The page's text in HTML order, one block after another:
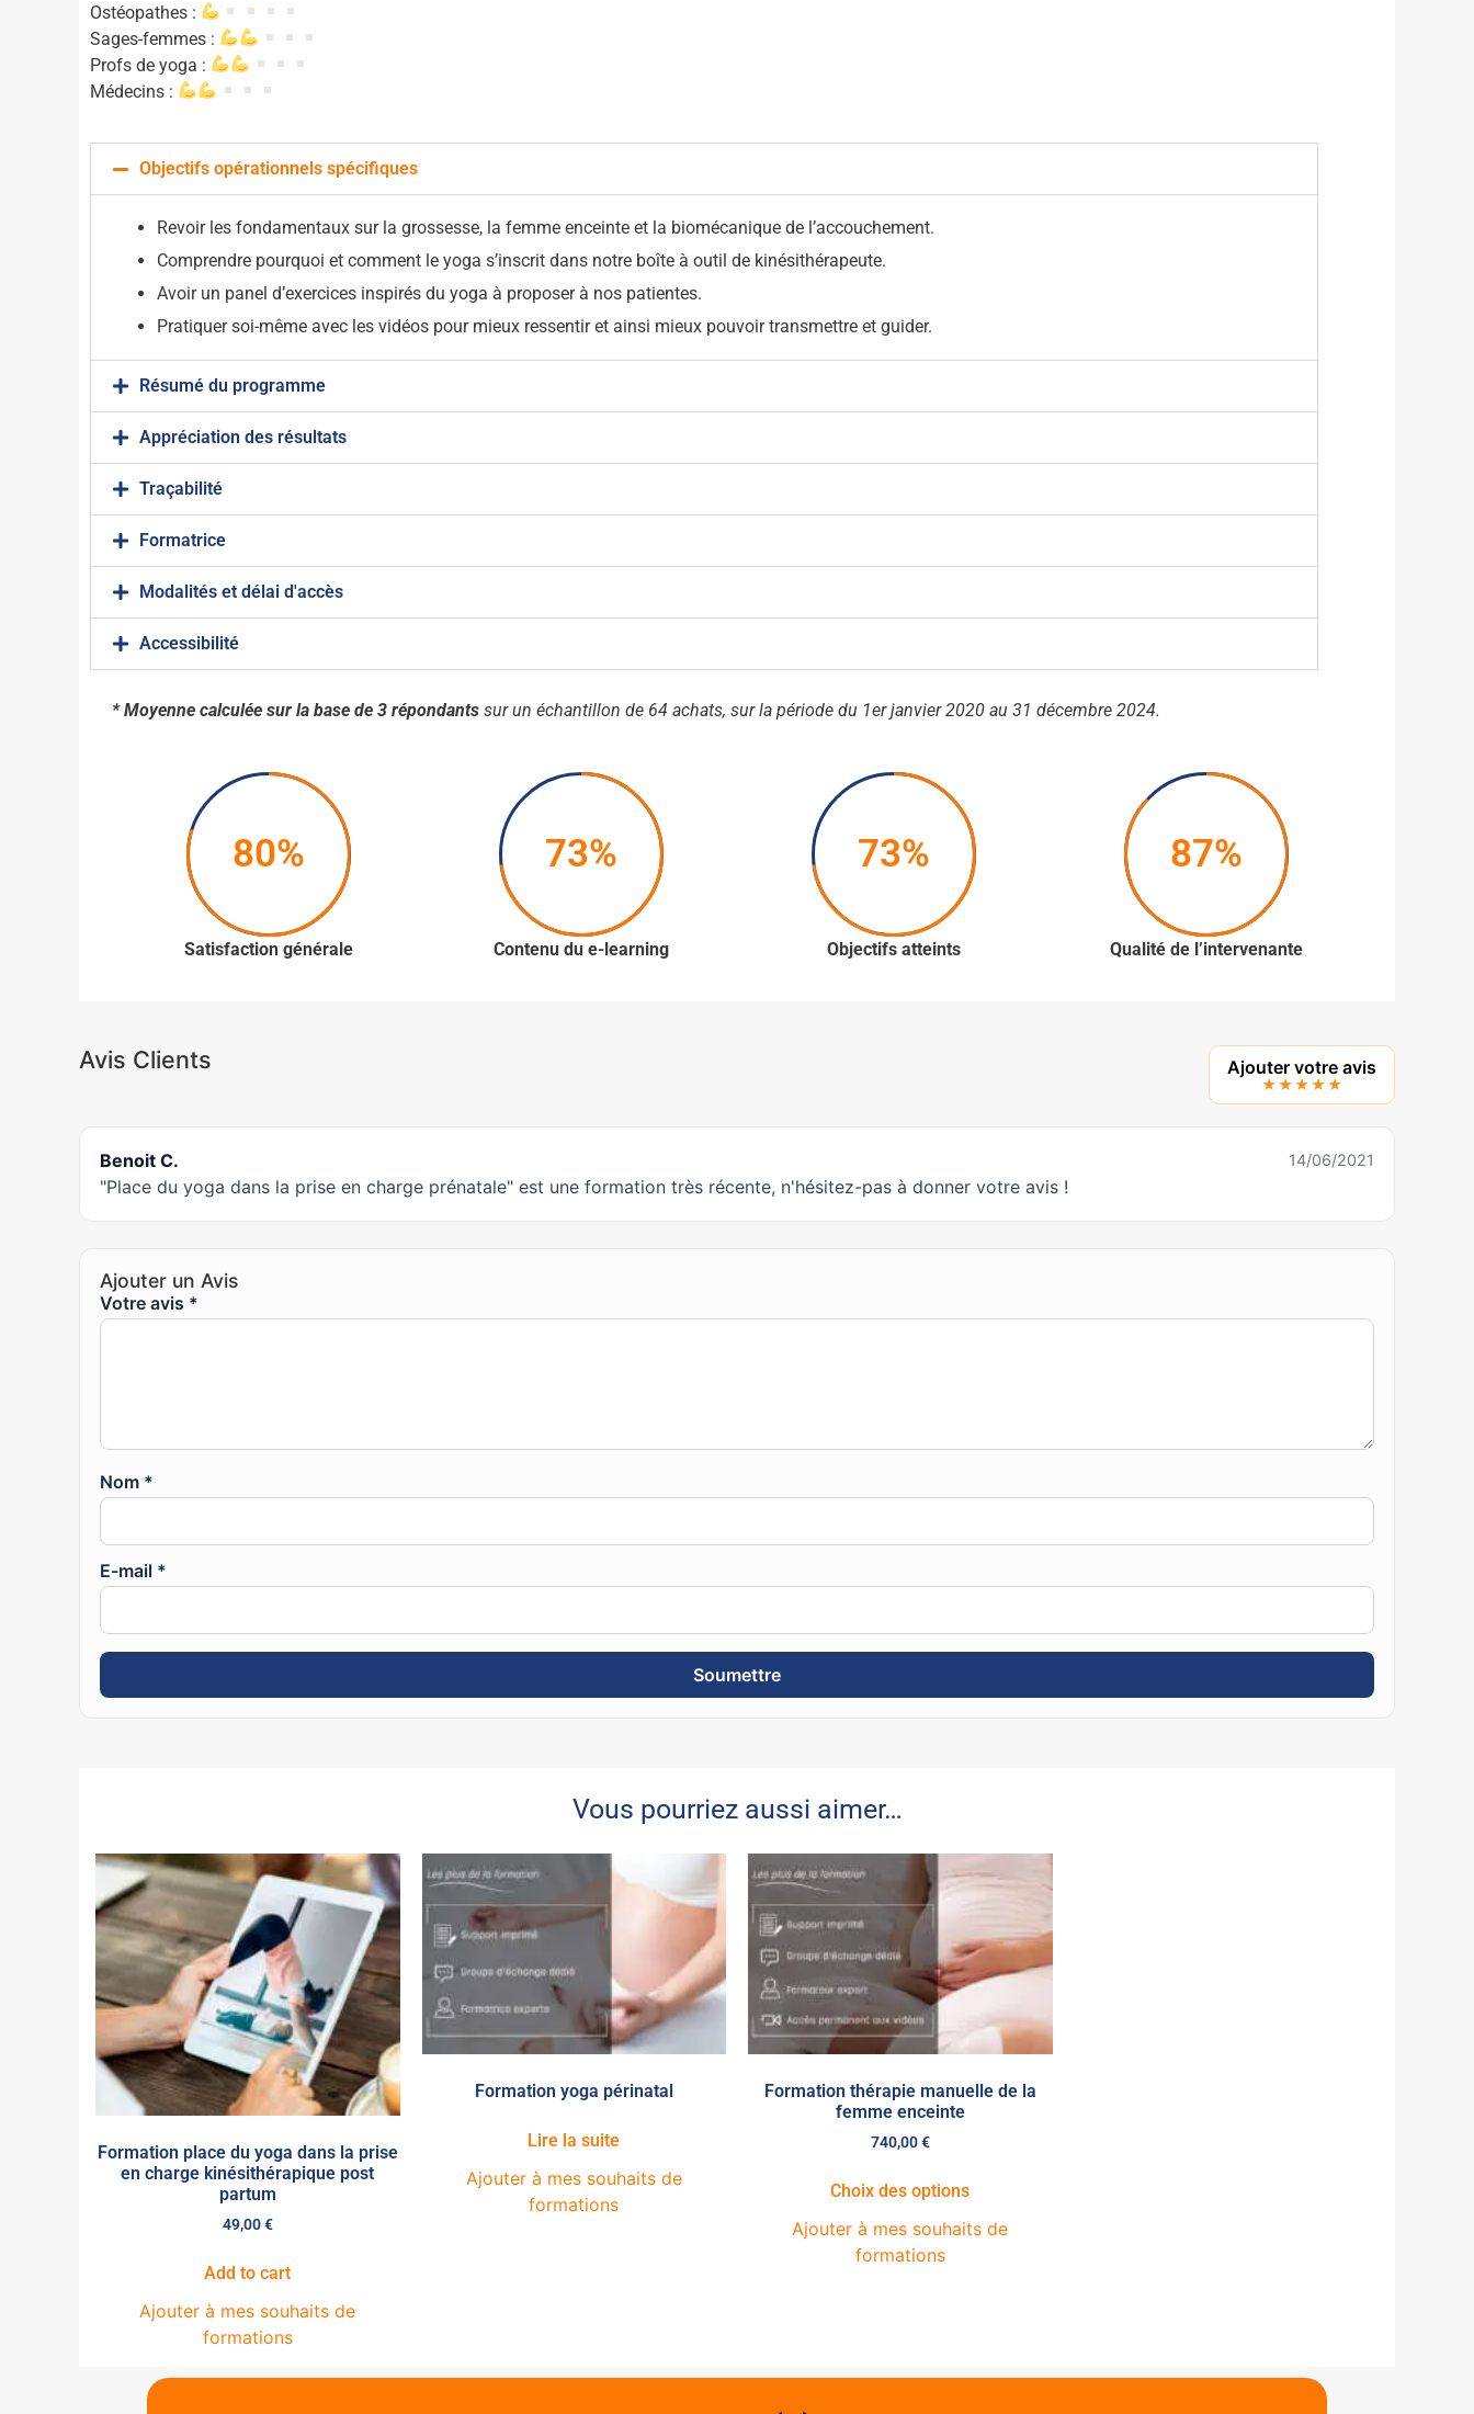
Ostéopathes :
Sages-femmes :
Profs de yoga :
Médecins :
Objectifs opérationnels spécifiques
Revoir les fondamentaux sur la grossesse, la femme enceinte et la biomécanique de l’accouchement.
Comprendre pourquoi et comment le yoga s’inscrit dans notre boîte à outil de kinésithérapeute.
Avoir un panel d’exercices inspirés du yoga à proposer à nos patientes.
Pratiquer soi-même avec les vidéos pour mieux ressentir et ainsi mieux pouvoir transmettre et guider.
Résumé du programme
Appréciation des résultats
Traçabilité
Formatrice
Modalités et délai d'accès
Accessibilité
* Moyenne calculée sur la base de 3 répondants sur un échantillon de 64 achats, sur la période du 1er janvier 2020 au 31 décembre 2024.
80%
Satisfaction générale
73%
Contenu du e-learning
73%
Objectifs atteints
87%
Qualité de l’intervenante
Avis Clients Ajouter votre avis
★★★★★
Benoit C. 14/06/2021
"Place du yoga dans la prise en charge prénatale" est une formation très récente, n'hésitez-pas à donner votre avis !
Ajouter un Avis
Votre avis *
Nom *
E-mail *
Vous pourriez aussi aimer…
Formation place du yoga dans la prise
en charge kinésithérapique post
partum
49,00€
Add to cart
Ajouter à mes souhaits de
formations
Formation yoga périnatal
Lire la suite
Ajouter à mes souhaits de
formations
Formation thérapie manuelle de la
femme enceinte
740,00€
Choix des options
Ajouter à mes souhaits de
formations